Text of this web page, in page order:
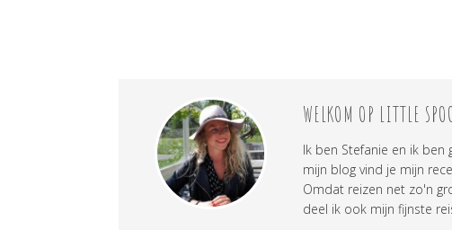
WELKOM OP LITTLE
Ik ben Stefanie en ik ben
mijn blog vind je mijn
Omdat reizen net zo'n
deel ik ook mijn fijnste